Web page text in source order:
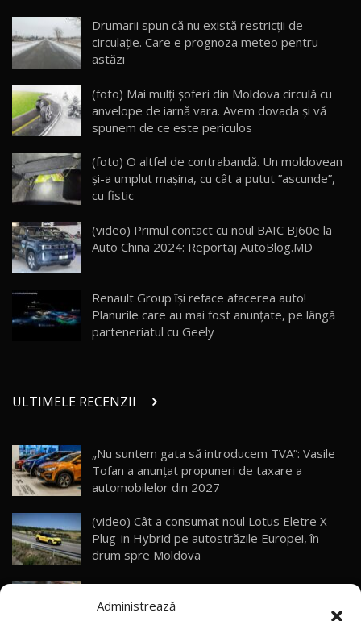
Administrează
22
Noua Mazda 6e / Test Drive AutoBlog.MD
26:59
23
Lynk & Co 01 / Test Drive AutoBlog.MD
25:19
24
ZEEKR 009: Cel mai Performant și Confortabil
Van Electric Testat în Moldova / AutoBlog.MD
26:38
25
mai Exclusiv și Puternic Defender Testat în
Moldova
32:21
26
AutoBlog.MD
10:57
Test Drive: Noile modele FENDT! Cum e să
28
Noul Geely Monjaro 2025! Mai ieftin și mai
dotat / Test Drive AutoBlog.MD
29
ZEEKR 9X - PRIMUL TEST DRIVE ÎN ROMÂNĂ!
CUM SE CONDUCE?
33:40
30
Primele impresii despre BYD Seal U DM-i,
Sealion 7 și Seal 5 DM-i / Test Drive
AutoBlog.MD
10:58
AutoBlog.MD
Drumarii spun că nu există restricții de
circulație. Care e prognoza meteo pentru
astăzi
(foto) Mai mulţi şoferi din Moldova circulă cu
anvelope de iarnă vara. Avem dovada şi vă
spunem de ce este periculos
(foto) O altfel de contrabandă. Un moldovean
și-a umplut mașina, cu cât a putut ”ascunde”,
cu fistic
(video) Primul contact cu noul BAIC BJ60e la
Auto China 2024: Reportaj AutoBlog.MD
Renault Group își reface afacerea auto!
Planurile care au mai fost anunțate, pe lângă
parteneriatul cu Geely
ULTIMELE RECENZII
„Nu suntem gata să introducem TVA”: Vasile
Tofan a anunțat propuneri de taxare a
automobilelor din 2027
(video) Cât a consumat noul Lotus Eletre X
Plug-in Hybrid pe autostrăzile Europei, în
drum spre Moldova
Noul Mercedes-AMG GT 4-Door Coupe
devine mai ieftin